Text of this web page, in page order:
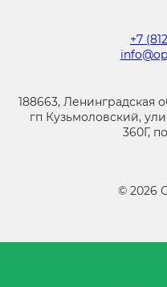
+7
188663, Ленинградская
гп Кузьмоловский,
360Г,
© 2026